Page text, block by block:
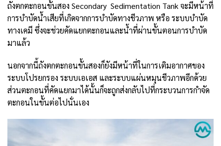
ถังตกตะกอนขั้นสอง Secondary Sedimentation Tank จะมีหน้าที่
การบำบัดน้ำเสียที่เกิดจากการบำบัดทางชีวภาพ หรือ ระบบบำบัด
ทางเคมี ซึ่งจะช่วยคัดแยกตะกอนและน้ำที่ผ่านขั้นตอนการบำบัด
มาแล้ว
นอกจากนี้ถังตกตะกอนขั้นสองก็ยังมีหน้าที่ในการเติมอากาศของ
ระบบโปรยกรอง ระบบเอเอส และระบบแผ่นหมุนชีวภาพอีกด้วย
ส่วนตะกอนที่คัดแยกมาได้นั้นก็จะถูกส่งกลับไปที่กระบวนการกำจัด
ตะกอนในขั้นต่อไปนั่นเอง